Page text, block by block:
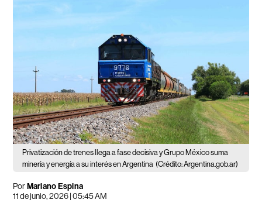
Privatización de trenes llega a fase decisiva y Grupo México suma
minería y energía a su interés en Argentina (Crédito: Argentina.gob.ar)
PorMariano Espina
11 de junio, 2026 | 05:45 AM